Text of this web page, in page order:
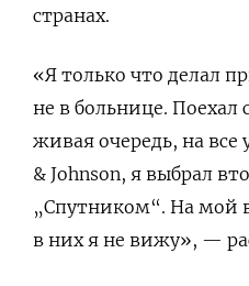
странах.
«Я только что делал
не в больнице. Поехал
живая очередь, на все
& Johnson, я выбрал
„Спутником“. На мой
в них я не вижу», —